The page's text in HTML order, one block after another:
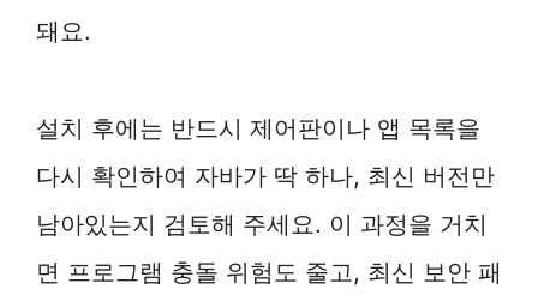
돼요.
설치 후에는 반드시 제어판이나 앱 목록을
다시 확인하여 자바가 딱 하나, 최신 버전만
남아있는지 검토해 주세요. 이 과정을 거치
면 프로그램 충돌 위험도 줄고, 최신 보안 패